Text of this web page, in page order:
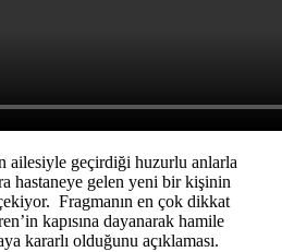
ailesiyle geçirdiği huzurlu anlarla
hastaneye gelen yeni bir kişinin
Fragmanın en çok dikkat
kapısına dayanarak hamile
kararlı olduğunu açıklaması.